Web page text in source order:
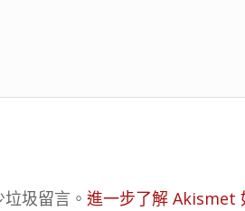
圾留言。 進一步了解 Akismet